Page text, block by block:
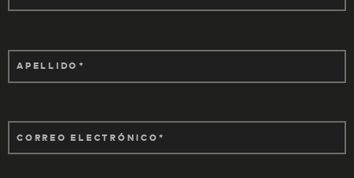
APELLIDO
CORREO ELECTRÓNICO